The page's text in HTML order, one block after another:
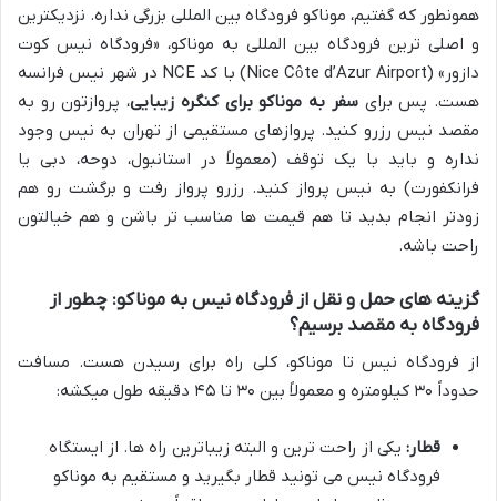
همونطور که گفتیم، موناکو فرودگاه بین المللی بزرگی نداره. نزدیکترین
و اصلی ترین فرودگاه بین المللی به موناکو، «فرودگاه نیس کوت
دازور» (Nice Côte d’Azur Airport) با کد NCE در شهر نیس فرانسه
هست. پس برایسفر به موناکو برای کنگره زیبایی، پروازتون رو به
مقصد نیس رزرو کنید. پروازهای مستقیمی از تهران به نیس وجود
نداره و باید با یک توقف (معمولاً در استانبول، دوحه، دبی یا
فرانکفورت) به نیس پرواز کنید. رزرو پرواز رفت و برگشت رو هم
زودتر انجام بدید تا هم قیمت ها مناسب تر باشن و هم خیالتون
راحت باشه.
گزینه های حمل و نقل از فرودگاه نیس به موناکو: چطور از
فرودگاه به مقصد برسیم؟
از فرودگاه نیس تا موناکو، کلی راه برای رسیدن هست. مسافت
حدوداً ۳۰ کیلومتره و معمولاً بین ۳۰ تا ۴۵ دقیقه طول میکشه:
قطار: یکی از راحت ترین و البته زیباترین راه ها. از ایستگاه
فرودگاه نیس می تونید قطار بگیرید و مستقیم به موناکو